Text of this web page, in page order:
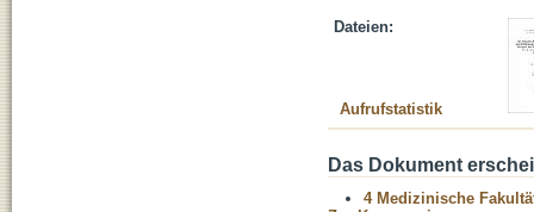
Dateien:
Aufrufstatistik
Das Dokument
4 Medizinische